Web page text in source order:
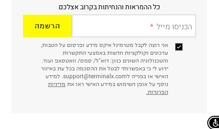
כל ההמראות והנחיתות בקרוב אצלכם
הכניסו מייל הרשמה
אני רוצה לקבל מטרמינל איקס מידע ופרסום על הטבות,
עדכונים וקולקציות חדשות באמצעי התקשרות
והטכנולוגיה השונים כגון: דוא"ל/ סמס/ וואטסאפ ועוד.
ידוע לי כי באפשרותי לבטל את ההסכמה בכל עת באיזור
האישי או בפנייה לsupport@terminalx.com. למידע
נוסף על אופן השימוש במידע האישי ראו את מדיניות
הפרטיות.